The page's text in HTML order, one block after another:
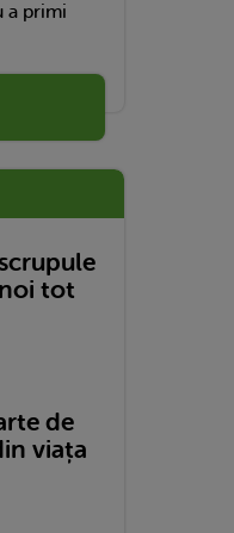
a primi
tot
de
viața